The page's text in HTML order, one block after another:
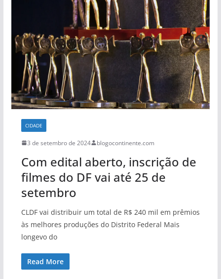
CIDADE
3 de setembro de 2024 blogocontinente.com
Com edital aberto, inscrição de
filmes do DF vai até 25 de
setembro
CLDF vai distribuir um total de R$ 240 mil em prêmios
às melhores produções do Distrito Federal Mais
longevo do
Read More